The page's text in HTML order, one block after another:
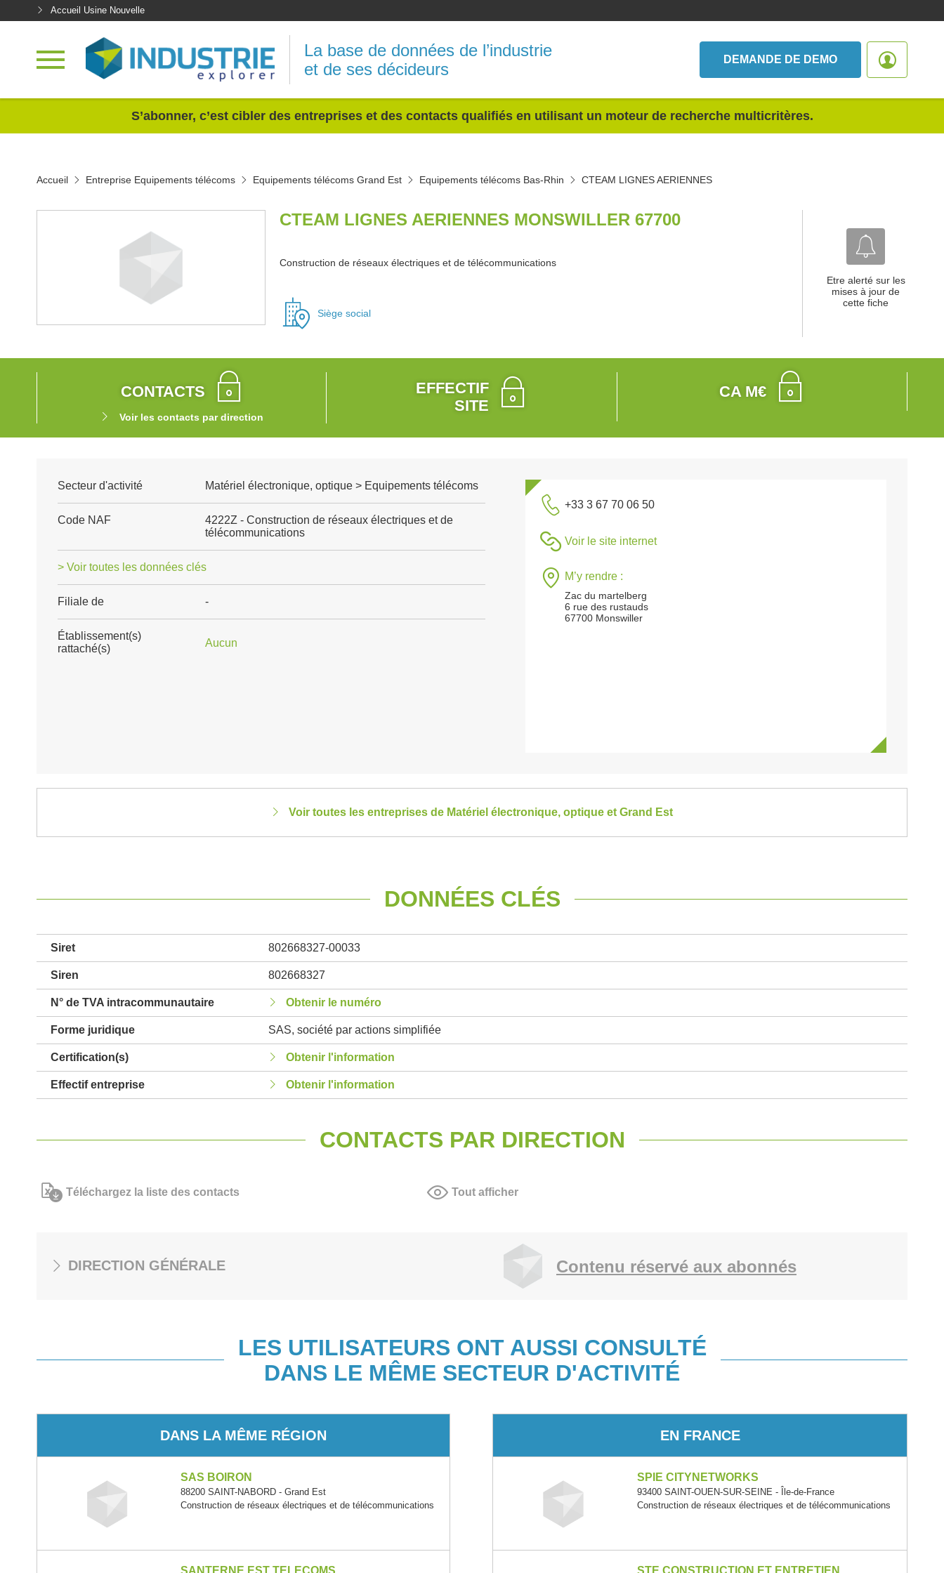
Accueil Usine Nouvelle
La base de données de l’industrie
et de ses décideurs
DEMANDE DE DEMO
S’abonner, c’est cibler des entreprises et des contacts qualifiés en utilisant un moteur de recherche multicritères.
Accueil Entreprise Equipements télécoms Equipements télécoms Grand Est Equipements télécoms Bas-Rhin CTEAM LIGNES AERIENNES
CTEAM LIGNES AERIENNES MONSWILLER 67700
Construction de réseaux électriques et de télécommunications
Siège social
Etre alerté sur les
mises à jour de
cette fiche
CONTACTS
Voir les contacts par direction
EFFECTIF
SITE
CA M€
Secteur d'activité Matériel électronique, optique > Equipements télécoms
Code NAF
4222Z - Construction de réseaux électriques et de
télécommunications
> Voir toutes les données clés
Filiale de -
Établissement(s)
rattaché(s)
Aucun
+33 3 67 70 06 50
Voir le site internet
M’y rendre :
Zac du martelberg
6 rue des rustauds
67700 Monswiller
Voir toutes les entreprises de Matériel électronique, optique et Grand Est
DONNÉES CLÉS
Siret 802668327-00033
Siren 802668327
N° de TVA intracommunautaire Obtenir le numéro
Forme juridique SAS, société par actions simplifiée
Certification(s) Obtenir l'information
Effectif entreprise Obtenir l'information
CONTACTS PAR DIRECTION
Téléchargez la liste des contacts Tout afficher
DIRECTION GÉNÉRALE Contenu réservé aux abonnés
LES UTILISATEURS ONT AUSSI CONSULTÉ
DANS LE MÊME SECTEUR D'ACTIVITÉ
DANS LA MÊME RÉGION
SAS BOIRON
88200 SAINT-NABORD - Grand Est
Construction de réseaux électriques et de télécommunications
SANTERNE EST TELECOMS
EN FRANCE
SPIE CITYNETWORKS
93400 SAINT-OUEN-SUR-SEINE - Île-de-France
Construction de réseaux électriques et de télécommunications